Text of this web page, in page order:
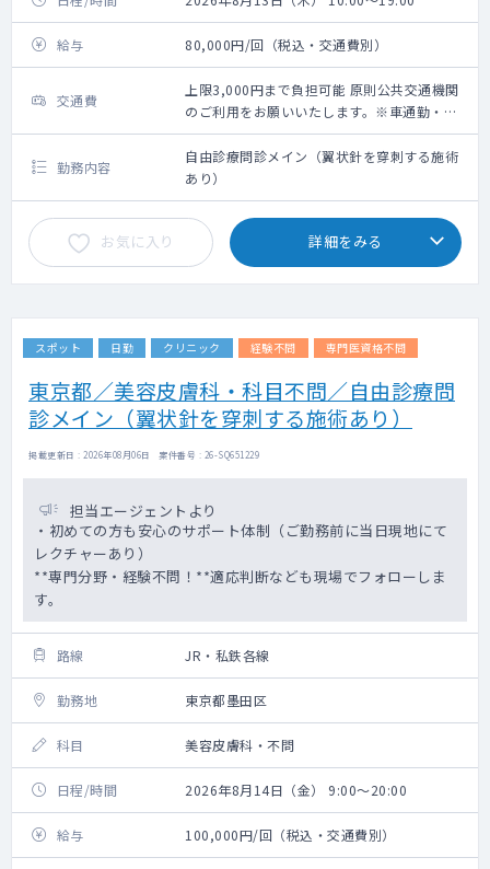
給与 80,000円/回（税込・交通費別）
交通費
上限3,000円まで負担可能 原則公共交通機関
のご利用をお願いいたします。※車通勤・タ
クシー利用要相談
勤務内容
自由診療問診メイン（翼状針を穿刺する施術
あり）
お気に入り 詳細をみる
スポット 日勤 クリニック 経験不問 専門医資格不問
東京都／美容皮膚科・科目不問／自由診療問
診メイン（翼状針を穿刺する施術あり）
掲載更新日 : 2026年08月06日 案件番号 : 26-SQ651229
担当エージェントより
・初めての方も安心のサポート体制（ご勤務前に当日現地にて
レクチャーあり）
**専門分野・経験不問！**適応判断なども現場でフォローしま
す。
路線 JR・私鉄各線
勤務地 東京都墨田区
科目 美容皮膚科・不問
日程/時間 2026年8月14日（金） 9:00～20:00
給与 100,000円/回（税込・交通費別）